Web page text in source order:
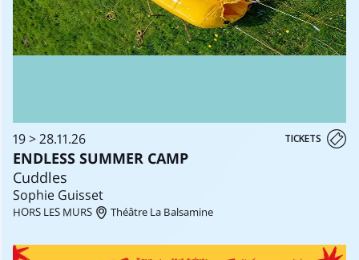
19 > 28.11.26 TICKETS
ENDLESS SUMMER CAMP
Cuddles
Sophie Guisset
HORS LES MURS Théâtre La Balsamine